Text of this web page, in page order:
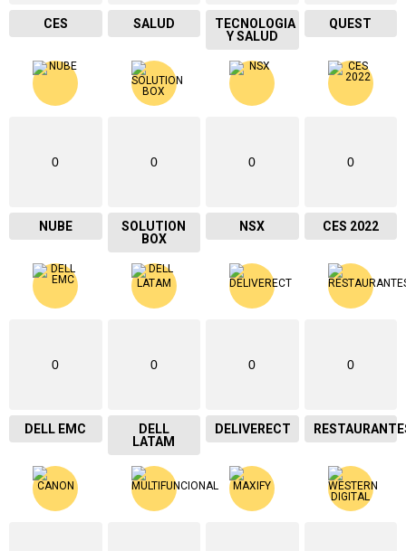
CES SALUD
TECNOLOGIA
Y SALUD
QUEST
0
NUBE
0
SOLUTION
BOX
0
NSX
0
CES 2022
0
DELL EMC
0
DELL
LATAM
0
DELIVERECT
0